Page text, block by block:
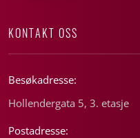
KONTAKT OSS
Besøkadresse:
Hollendergata 5, 3. etasje
Postadresse: